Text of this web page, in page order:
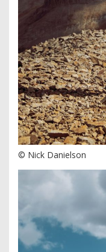
© Nick Danielson